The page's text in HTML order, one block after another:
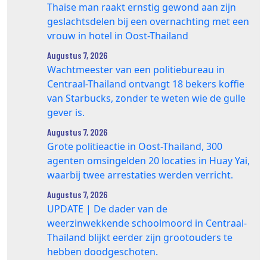
Thaise man raakt ernstig gewond aan zijn
geslachtsdelen bij een overnachting met een
vrouw in hotel in Oost-Thailand
Augustus 7, 2026
Wachtmeester van een politiebureau in
Centraal-Thailand ontvangt 18 bekers koffie
van Starbucks, zonder te weten wie de gulle
gever is.
Augustus 7, 2026
Grote politieactie in Oost-Thailand, 300
agenten omsingelden 20 locaties in Huay Yai,
waarbij twee arrestaties werden verricht.
Augustus 7, 2026
UPDATE | De dader van de
weerzinwekkende schoolmoord in Centraal-
Thailand blijkt eerder zijn grootouders te
hebben doodgeschoten.